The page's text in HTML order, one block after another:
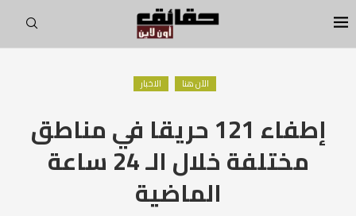
الآن هنا الاخبار
إطفاء 121 حريقا في مناطق
مختلفة خلال الـ 24 ساعة
الماضية